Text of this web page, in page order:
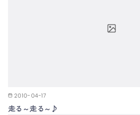
2010-04-17
走る～走る～♪